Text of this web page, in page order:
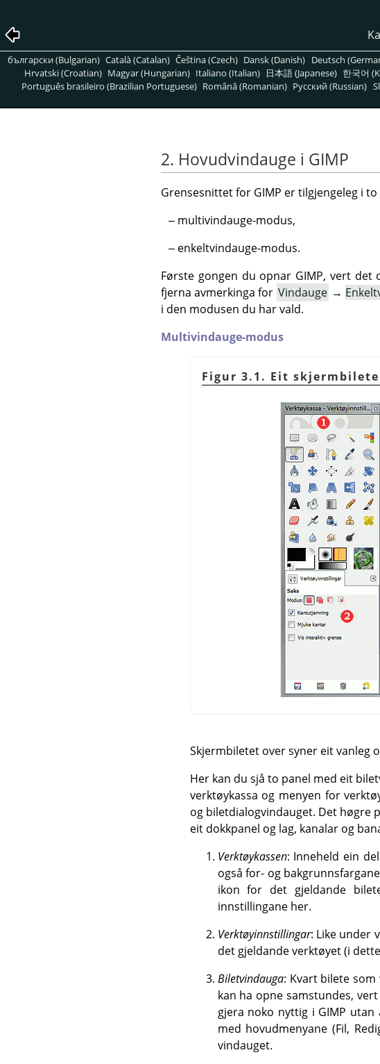
български (Bulgarian) Català (Catalan) Čeština (Czech) Dansk (Danish) Deutsch
Hrvatski (Croatian) Magyar (Hungarian) Italiano (Italian) 日本語 (Japanese) 한국어
Português brasileiro (Brazilian Portuguese) Română (Romanian) Pусский (Russian)
2. Hovudvindauge i GIMP
Grensesnittet for GIMP er tilgjengeleg i
multivindauge-modus,
enkeltvindauge-modus.
Første gongen du opnar GIMP, vert det
fjerna avmerkinga for Vindauge →
i den modusen du har vald.
Multivindauge-modus
Figur 3.1. Eit
Skjermbiletet over syner eit vanleg
Her kan du sjå to panel med eit
verktøykassa og menyen for
og biletdialogvindauget. Det høgre
eit dokkpanel og lag, kanalar og
Verktøykassen: Inneheld ein
også for- og
ikon for det gjeldande
innstillingane her.
Verktøyinnstillingar: Like under
det gjeldande verktøyet (i
Biletvindauga: Kvart bilete
kan ha opne samstundes,
gjera noko nyttig i GIMP utan
med hovudmenyane (Fil,
vindauget.